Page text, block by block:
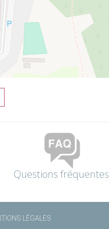
Questions fréquentes
LÉGALES